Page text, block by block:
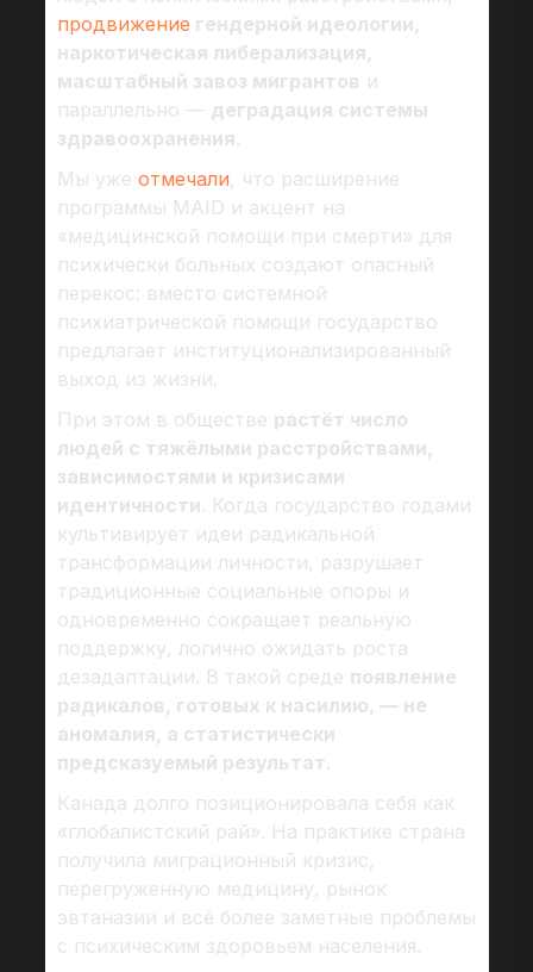
продвижение гендерной идеологии,
наркотическая либерализация,
масштабный завоз мигрантов и
параллельно — деградация системы
здравоохранения.
Мы уже отмечали, что расширение
программы MAID и акцент на
«медицинской помощи при смерти» для
психически больных создают опасный
перекос: вместо системной
психиатрической помощи государство
предлагает институционализированный
выход из жизни.
При этом в обществе растёт число
людей с тяжёлыми расстройствами,
зависимостями и кризисами
идентичности. Когда государство годами
культивирует идеи радикальной
трансформации личности, разрушает
традиционные социальные опоры и
одновременно сокращает реальную
поддержку, логично ожидать роста
дезадаптации. В такой среде появление
радикалов, готовых к насилию, — не
аномалия, а статистически
предсказуемый результат.
Канада долго позиционировала себя как
«глобалистский рай». На практике страна
получила миграционный кризис,
перегруженную медицину, рынок
эвтаназии и всё более заметные проблемы
с психическим здоровьем населения.